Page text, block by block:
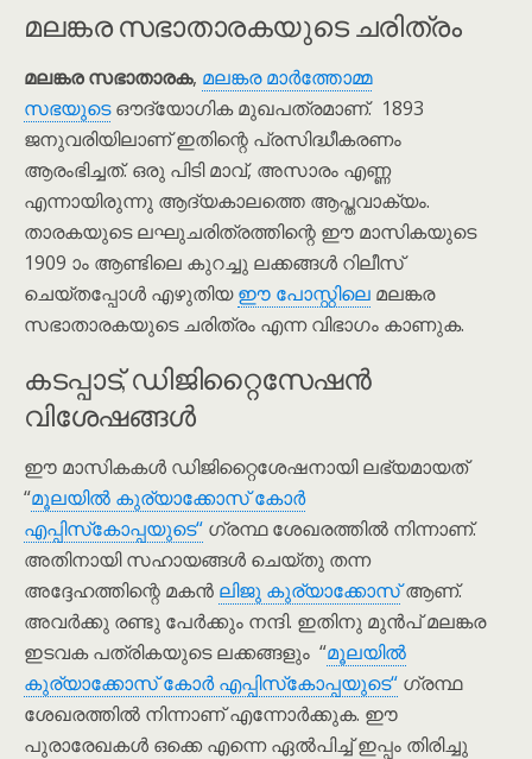
മലങ്കര സഭാതാരകയുടെ ചരിത്രം
മലങ്കര സഭാതാരക, മലങ്കര മാർത്തോമ്മ
സഭയുടെഔദ്യോഗിക മുഖപത്രമാണ്. 1893
ജനുവരിയിലാണ് ഇതിന്റെ പ്രസിദ്ധീകരണം
ആരംഭിച്ചത്. ഒരു പിടി മാവ്, അസാരം എണ്ണ
എന്നായിരുന്നു ആദ്യകാലത്തെ ആപ്തവാക്യം.
താരകയുടെ ലഘുചരിത്രത്തിന്റെ ഈ മാസികയുടെ
1909 ാം ആണ്ടിലെ കുറച്ചു ലക്കങ്ങൾ റിലീസ്
ചെയ്തപ്പോൾ എഴുതിയഈ പോസ്റ്റിലെ മലങ്കര
സഭാതാരകയുടെ ചരിത്രം എന്ന വിഭാഗം കാണുക.
കടപ്പാട്, ഡിജിറ്റൈസേഷൻ
വിശേഷങ്ങൾ
ഈ മാസികകൾ ഡിജിറ്റൈശേഷനായി ലഭ്യമായത്
“മൂലയില്‍ കുര്യാക്കോസ് കോര്‍
എപ്പിസ്‌കോപ്പയുടെ“ ഗ്രന്ഥ ശേഖരത്തിൽ നിന്നാണ്.
അതിനായി സഹായങ്ങൾ ചെയ്തു തന്ന
അദ്ദേഹത്തിന്റെ മകൻ ലിജു കുര്യാക്കോസ്ആണ്.
അവർക്കു രണ്ടു പേർക്കും നന്ദി. ഇതിനു മുൻപ് മലങ്കര
ഇടവക പത്രികയുടെ ലക്കങ്ങളും “മൂലയില്‍
കുര്യാക്കോസ് കോര്‍ എപ്പിസ്‌കോപ്പയുടെ“ ഗ്രന്ഥ
ശേഖരത്തിൽ നിന്നാണ് എന്നോർക്കുക. ഈ
പുരാരേഖകൾ ഒക്കെ എന്നെ ഏൽപിച്ച് ഇപ്പം തിരിച്ചു